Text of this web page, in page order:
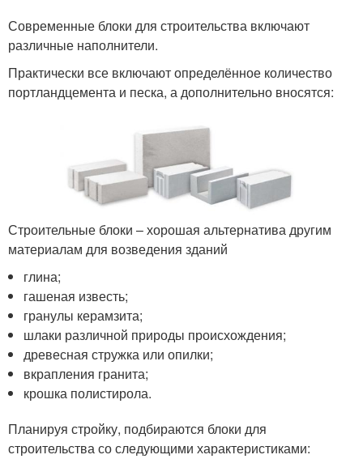
Современные блоки для строительства включают
различные наполнители.
Практически все включают определённое количество
портландцемента и песка, а дополнительно вносятся:
Строительные блоки – хорошая альтернатива другим
материалам для возведения зданий
глина;
гашеная известь;
гранулы керамзита;
шлаки различной природы происхождения;
древесная стружка или опилки;
вкрапления гранита;
крошка полистирола.
Планируя стройку, подбираются блоки для
строительства со следующими характеристиками: